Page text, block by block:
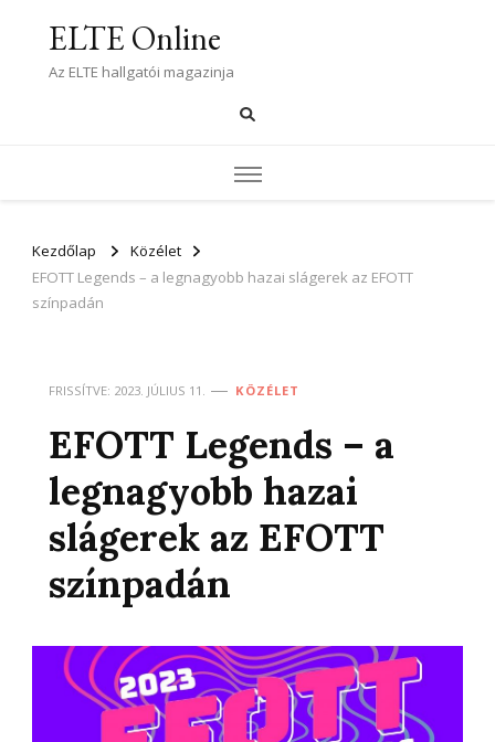
ELTE Online
Az ELTE hallgatói magazinja
Kezdőlap
Közélet
EFOTT Legends – a legnagyobb hazai slágerek az EFOTT
színpadán
FRISSÍTVE: 2023. JÚLIUS 11. KÖZÉLET
EFOTT Legends – a
legnagyobb hazai
slágerek az EFOTT
színpadán